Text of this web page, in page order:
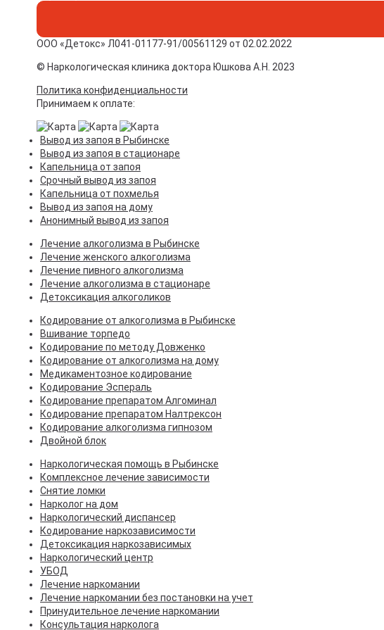
ООО «Детокс» Л041-01177-91/00561129 от 02.02.2022
© Наркологическая клиника доктора Юшкова А.Н. 2023
Политика конфиденциальности
Принимаем к оплате:
Вывод из запоя в Рыбинске
Вывод из запоя в стационаре
Капельница от запоя
Срочный вывод из запоя
Капельница от похмелья
Вывод из запоя на дому
Анонимный вывод из запоя
Лечение алкоголизма в Рыбинске
Лечение женского алкоголизма
Лечение пивного алкоголизма
Лечение алкоголизма в стационаре
Детоксикация алкоголиков
Кодирование от алкоголизма в Рыбинске
Вшивание торпедо
Кодирование по методу Довженко
Кодирование от алкоголизма на дому
Медикаментозное кодирование
Кодирование Эспераль
Кодирование препаратом Алгоминал
Кодирование препаратом Налтрексон
Кодирование алкоголизма гипнозом
Двойной блок
Наркологическая помощь в Рыбинске
Комплексное лечение зависимости
Снятие ломки
Нарколог на дом
Наркологический диспансер
Кодирование наркозависимости
Детоксикация наркозависимых
Наркологический центр
УБОД
Лечение наркомании
Лечение наркомании без постановки на учет
Принудительное лечение наркомании
Консультация нарколога